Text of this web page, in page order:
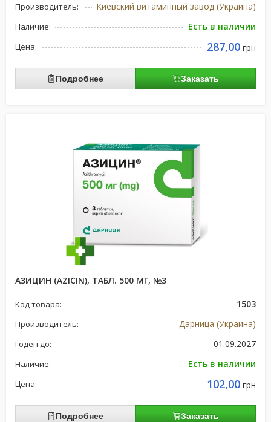
Производитель: Киевский витаминный завод (Украина)
Наличие: Есть в наличии
Цена: 287,00 грн
Подробнее Заказать
АЗИЦИН (AZICIN), ТАБЛ. 500 МГ, №3
Код товара: 1503
Производитель: Дарница (Украина)
Годен до: 01.09.2027
Наличие: Есть в наличии
Цена: 102,00 грн
Подробнее Заказать